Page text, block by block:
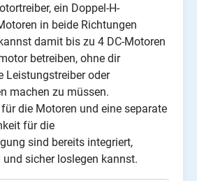
ein Doppel-H-
in beide Richtungen
damit bis zu 4 DC-Motoren
betreiben, ohne dir
Leistungstreiber oder
machen zu müssen.
die Motoren und eine separate
für die
sind bereits integriert,
sicher loslegen kannst.